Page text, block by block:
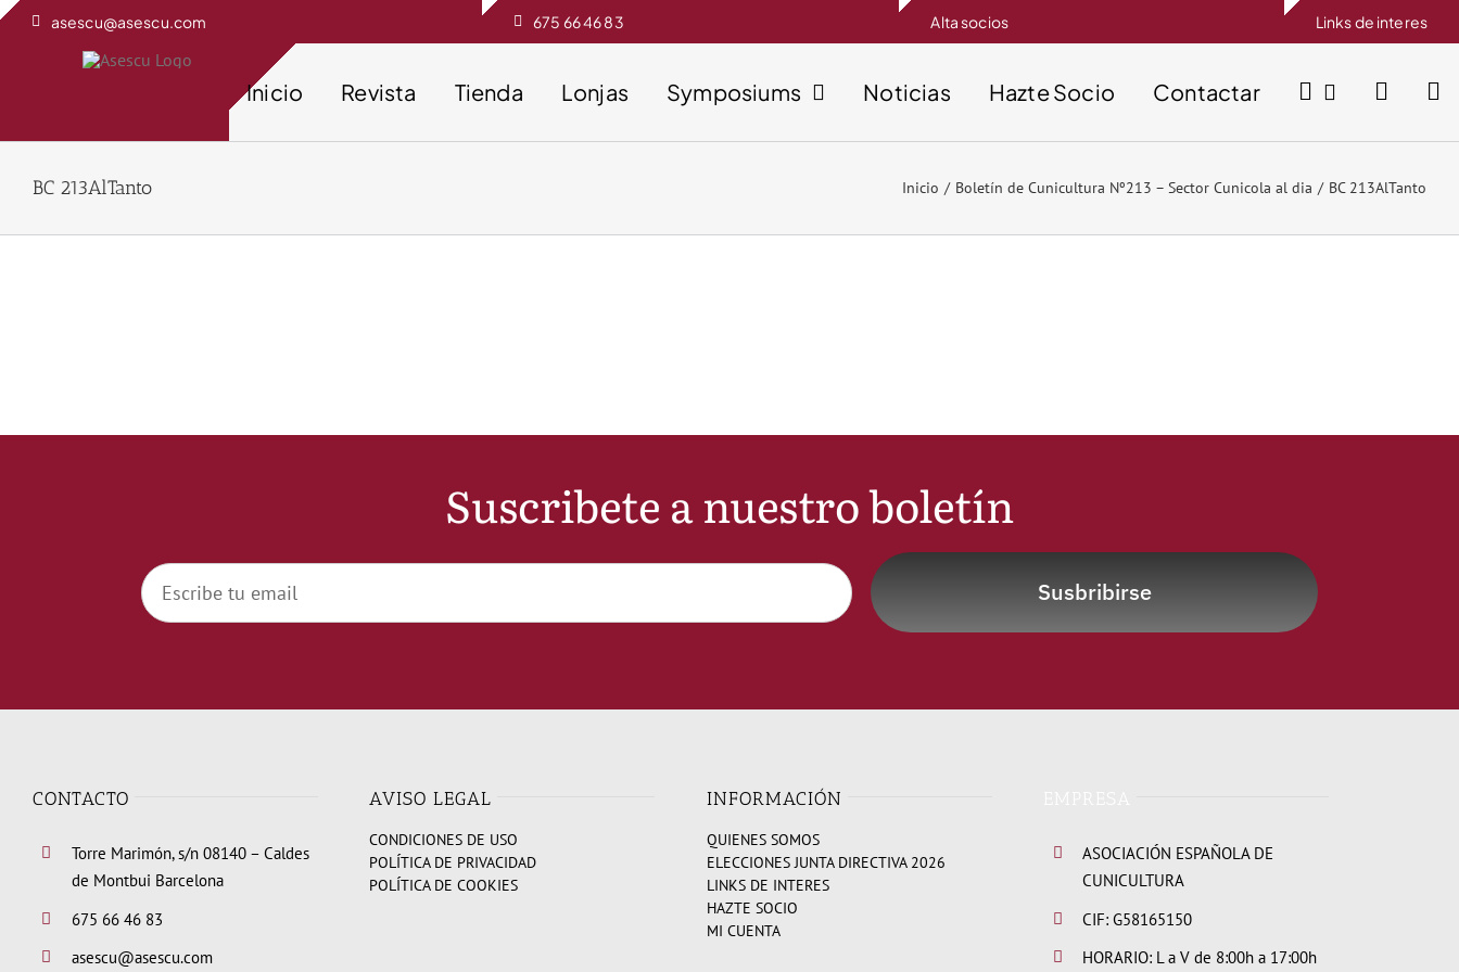
Saltar
asescu@asescu.com 675 66 46 83 Alta socios Links de interes
Inicio Revista Tienda Lonjas Symposiums Noticias Hazte Socio Contactar
BC 213AlTanto Inicio Boletín de Cunicultura Nº213 – Sector Cunicola al dia BC 213AlTanto
Suscribete a nuestro boletín
Susbribirse
CONTACTO
Torre Marimón, s/n 08140 – Caldes
de Montbui Barcelona
675 66 46 83
asescu@asescu.com
AVISO LEGAL
CONDICIONES DE USO
POLÍTICA DE PRIVACIDAD
POLÍTICA DE COOKIES
INFORMACIÓN
QUIENES SOMOS
ELECCIONES JUNTA DIRECTIVA 2026
LINKS DE INTERES
HAZTE SOCIO
MI CUENTA
ASOCIACIÓN ESPAÑOLA DE
CUNICULTURA
CIF: G58165150
HORARIO: L a V de 8:00h a 17:00h